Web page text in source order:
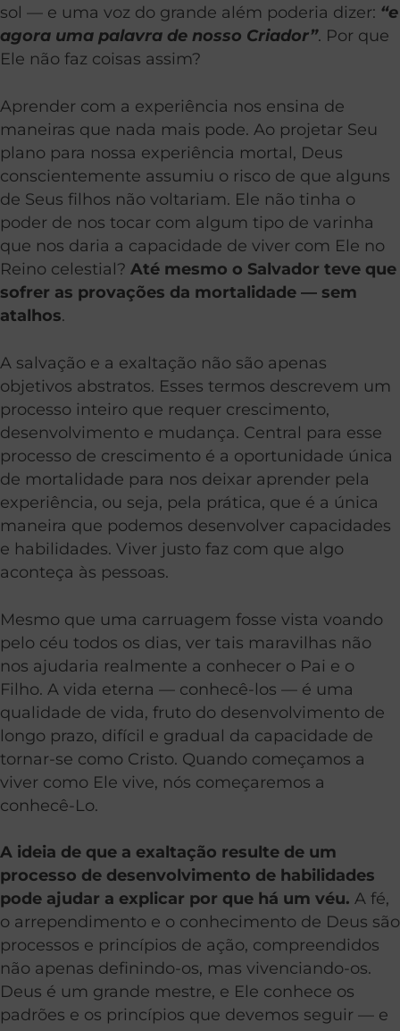
sol — e uma voz do grande além poderia dizer: “e
agora uma palavra de nosso Criador”. Por que
Ele não faz coisas assim?
Aprender com a experiência nos ensina de
maneiras que nada mais pode. Ao projetar Seu
plano para nossa experiência mortal, Deus
conscientemente assumiu o risco de que alguns
de Seus filhos não voltariam. Ele não tinha o
poder de nos tocar com algum tipo de varinha
que nos daria a capacidade de viver com Ele no
Reino celestial? Até mesmo o Salvador teve que
sofrer as provações da mortalidade — sem
atalhos.
A salvação e a exaltação não são apenas
objetivos abstratos. Esses termos descrevem um
processo inteiro que requer crescimento,
desenvolvimento e mudança. Central para esse
processo de crescimento é a oportunidade única
de mortalidade para nos deixar aprender pela
experiência, ou seja, pela prática, que é a única
maneira que podemos desenvolver capacidades
e habilidades. Viver justo faz com que algo
aconteça às pessoas.
Mesmo que uma carruagem fosse vista voando
pelo céu todos os dias, ver tais maravilhas não
nos ajudaria realmente a conhecer o Pai e o
Filho. A vida eterna — conhecê-los — é uma
qualidade de vida, fruto do desenvolvimento de
longo prazo, difícil e gradual da capacidade de
tornar-se como Cristo. Quando começamos a
viver como Ele vive, nós começaremos a
conhecê-Lo.
A ideia de que a exaltação resulte de um
processo de desenvolvimento de habilidades
pode ajudar a explicar por que há um véu. A fé,
o arrependimento e o conhecimento de Deus são
processos e princípios de ação, compreendidos
não apenas definindo-os, mas vivenciando-os.
Deus é um grande mestre, e Ele conhece os
padrões e os princípios que devemos seguir — e